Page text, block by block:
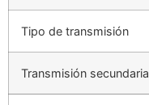
Tipo de transmisión
Transmisión secundaria